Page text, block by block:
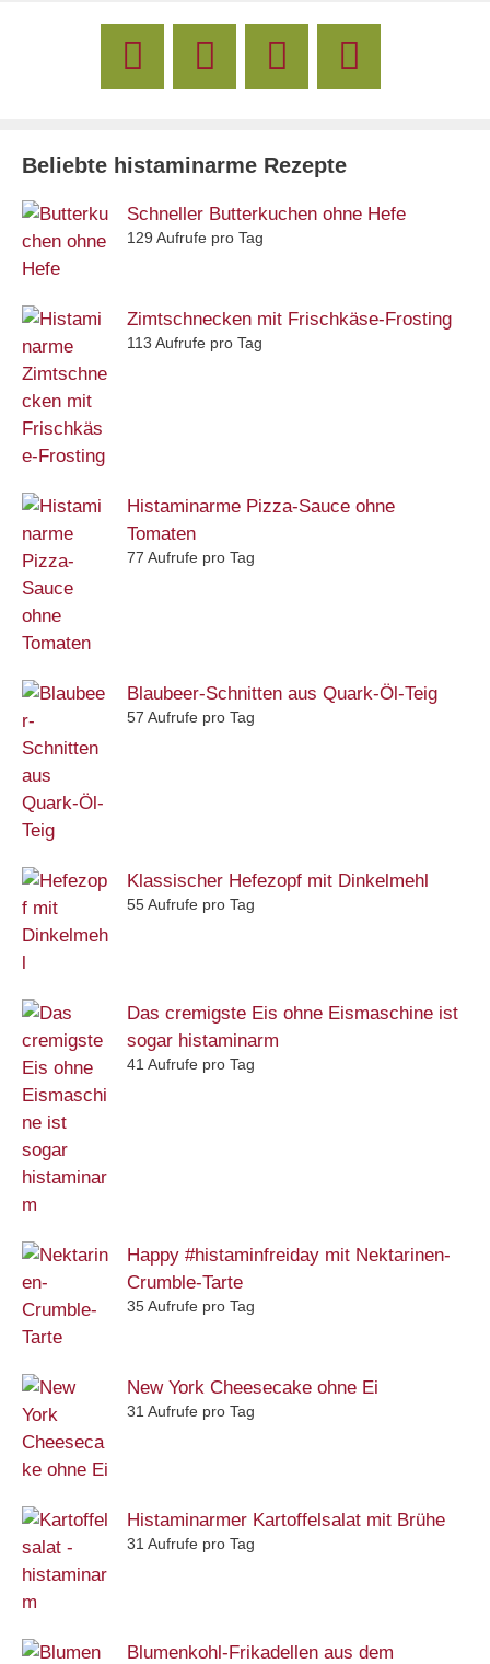
Beliebte histaminarme Rezepte
Schneller Butterkuchen ohne Hefe
129 Aufrufe pro Tag
Zimtschnecken mit Frischkäse-Frosting
113 Aufrufe pro Tag
Histaminarme Pizza-Sauce ohne
Tomaten
77 Aufrufe pro Tag
Blaubeer-Schnitten aus Quark-Öl-Teig
57 Aufrufe pro Tag
Klassischer Hefezopf mit Dinkelmehl
55 Aufrufe pro Tag
Das cremigste Eis ohne Eismaschine ist
sogar histaminarm
41 Aufrufe pro Tag
Happy #histaminfreiday mit Nektarinen-
Crumble-Tarte
35 Aufrufe pro Tag
New York Cheesecake ohne Ei
31 Aufrufe pro Tag
Histaminarmer Kartoffelsalat mit Brühe
31 Aufrufe pro Tag
Blumenkohl-Frikadellen aus dem